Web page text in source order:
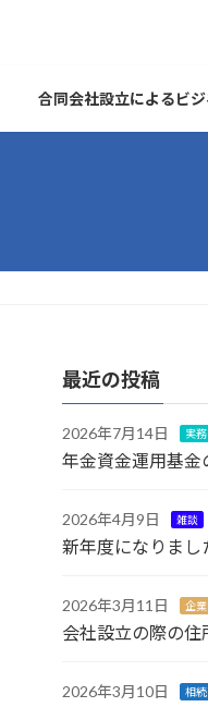
合同会社設立によるビ
最近の投稿
2026年7月14日 実務
年金資金運用基金
2026年4月9日 雑談
新年度になりまし
2026年3月11日 企
会社設立の際の住
2026年3月10日 相続